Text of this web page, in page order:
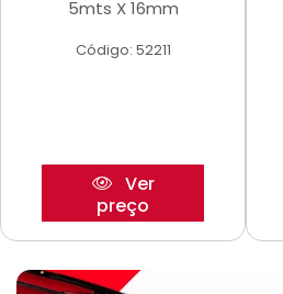
5mts X 16mm
Código: 52211
Ver
preço